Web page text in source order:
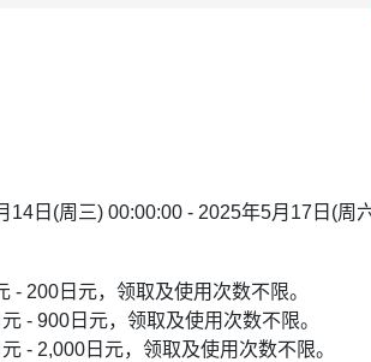
14日(周三) 00:00:00 - 2025年5月17日(周
200日元，领取及使用次数不限。
- 900日元，领取及使用次数不限。
- 2,000日元，领取及使用次数不限。